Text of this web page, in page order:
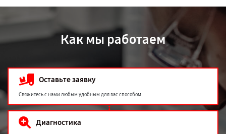
Как мы работаем
Оставьте заявку
Свяжитесь с нами любым удобным для вас способом
Диагностика